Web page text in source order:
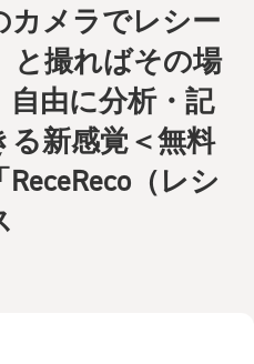
カメラでレシー
と撮ればその場
由に分析・記
新感覚＜無料
（レシ